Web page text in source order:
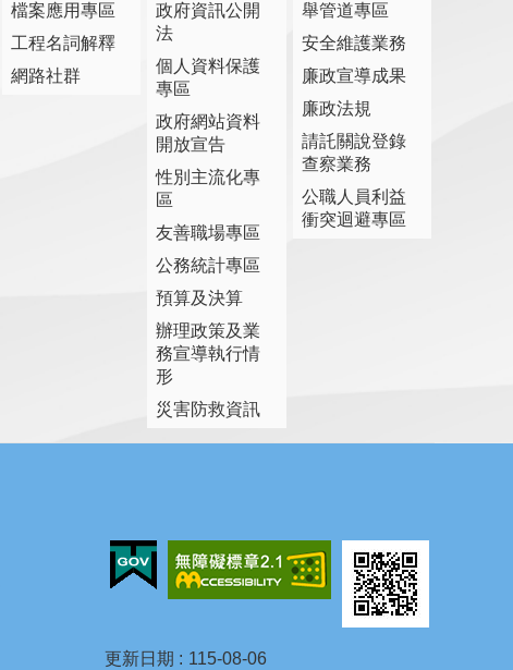
檔案應用專區
工程名詞解釋
網路社群
政府資訊公開
法
個人資料保護
專區
政府網站資料
開放宣告
性別主流化專
區
友善職場專區
公務統計專區
預算及決算
辦理政策及業
務宣導執行情
形
災害防救資訊
舉管道專區
安全維護業務
廉政宣導成果
廉政法規
請託關說登錄
查察業務
公職人員利益
衝突迴避專區
更新日期 115-08-06